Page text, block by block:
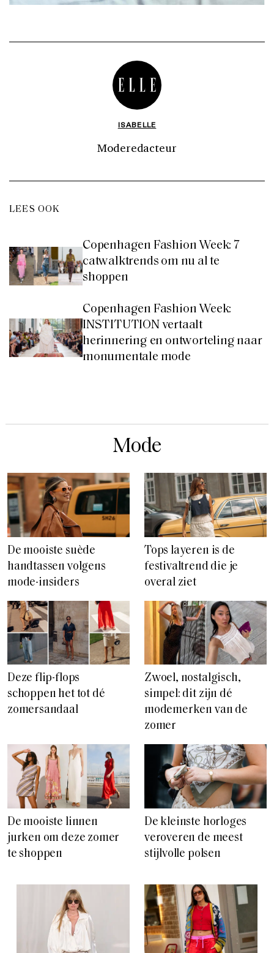
ISABELLE
Moderedacteur
LEES OOK
Copenhagen Fashion Week: 7
catwalktrends om nu al te
shoppen
Copenhagen Fashion Week:
INSTITUTION vertaalt
herinnering en ontworteling naar
monumentale mode
Mode
De mooiste suède
handtassen volgens
mode-insiders
Tops layeren is de
festivaltrend die je
overal ziet
Deze flip-flops
schoppen het tot dé
zomersandaal
Zwoel, nostalgisch,
simpel: dit zijn dé
modemerken van de
zomer
De mooiste linnen
jurken om deze zomer
te shoppen
De kleinste horloges
veroveren de meest
stijlvolle polsen